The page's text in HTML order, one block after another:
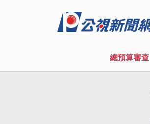
總預算審查